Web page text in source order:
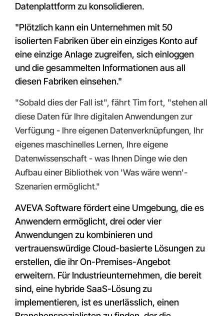
Datenplattform zu konsolidieren.
"Plötzlich kann ein Unternehmen mit 50
isolierten Fabriken über ein einziges Konto auf
eine einzige Anlage zugreifen, sich einloggen
und die gesammelten Informationen aus all
diesen Fabriken einsehen."
"Sobald dies der Fall ist", fährt Tim fort, "stehen all
diese Daten für Ihre digitalen Anwendungen zur
Verfügung - Ihre eigenen Datenverknüpfungen, Ihr
eigenes maschinelles Lernen, Ihre eigene
Datenwissenschaft - was Ihnen Dinge wie den
Aufbau einer Bibliothek von 'Was wäre wenn'-
Szenarien ermöglicht."
AVEVA Software fördert eine Umgebung, die es
Anwendern ermöglicht, drei oder vier
Anwendungen zu kombinieren und
vertrauenswürdige Cloud-basierte Lösungen zu
erstellen, die ihr On-Premises-Angebot
erweitern. Für Industrieunternehmen, die bereit
sind, eine hybride SaaS-Lösung zu
implementieren, ist es unerlässlich, einen